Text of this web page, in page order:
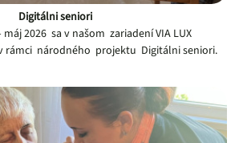
Digitálni seniori
2026 sa v našom zariadení VIA LUX
rámci národného projektu Digitálni seniori.